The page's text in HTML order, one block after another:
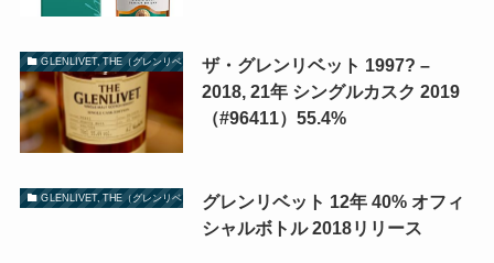
GLENLIVET, THE（グレンリベット）ザ・グレンリベット 1997? –
2018, 21年 シングルカスク 2019
（#96411）55.4%
GLENLIVET, THE（グレンリベット）グレンリベット 12年 40% オフィ
シャルボトル 2018リリース